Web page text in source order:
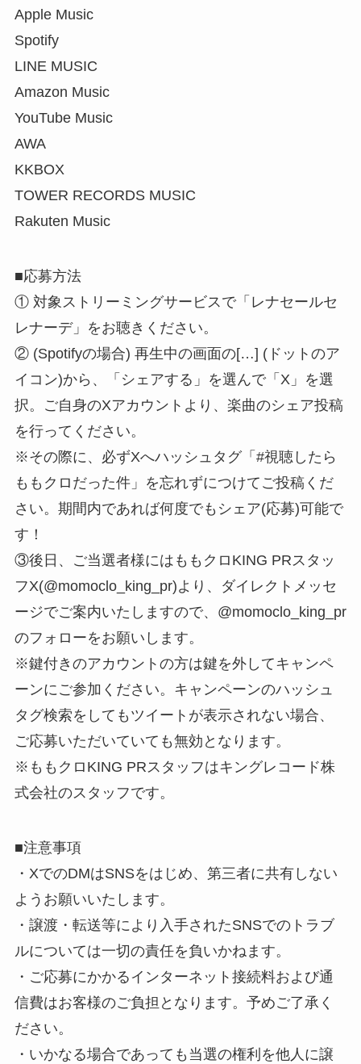
Apple Music
Spotify
LINE MUSIC
Amazon Music
YouTube Music
AWA
KKBOX
TOWER RECORDS MUSIC
Rakuten Music
■応募方法
① 対象ストリーミングサービスで「レナセールセ
レナーデ」をお聴きください。
② (Spotifyの場合) 再生中の画面の[…] (ドットのア
イコン)から、「シェアする」を選んで「X」を選
択。ご自身のXアカウントより、楽曲のシェア投稿
を行ってください。
※その際に、必ずXへハッシュタグ「#視聴したら
ももクロだった件」を忘れずにつけてご投稿くだ
さい。期間内であれば何度でもシェア(応募)可能で
す！
③後日、ご当選者様にはももクロKING PRスタッ
フX(@momoclo_king_pr)より、ダイレクトメッセ
ージでご案内いたしますので、@momoclo_king_pr
のフォローをお願いします。
※鍵付きのアカウントの方は鍵を外してキャンペ
ーンにご参加ください。キャンペーンのハッシュ
タグ検索をしてもツイートが表示されない場合、
ご応募いただいていても無効となります。
※ももクロKING PRスタッフはキングレコード株
式会社のスタッフです。
■注意事項
・XでのDMはSNSをはじめ、第三者に共有しない
ようお願いいたします。
・譲渡・転送等により入手されたSNSでのトラブ
ルについては一切の責任を負いかねます。
・ご応募にかかるインターネット接続料および通
信費はお客様のご負担となります。予めご了承く
ださい。
・いかなる場合であっても当選の権利を他人に譲